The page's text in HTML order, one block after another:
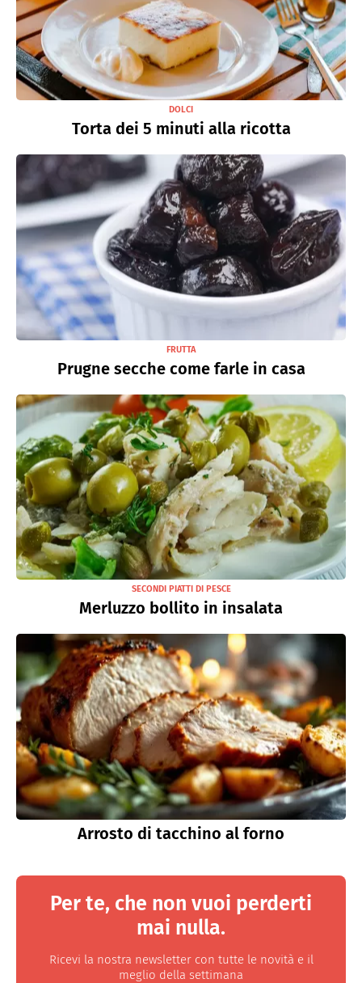
DOLCI
Torta dei 5 minuti alla ricotta
FRUTTA
Prugne secche come farle in casa
SECONDI PIATTI DI PESCE
Merluzzo bollito in insalata
Arrosto di tacchino al forno
Per te, che non vuoi perderti
mai nulla.
Ricevi la nostra newsletter con tutte le novità e il
meglio della settimana